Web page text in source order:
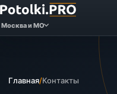
Москва и МО
Главная/Контакты